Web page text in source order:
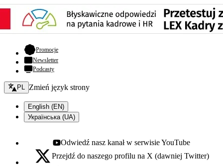
Promocje- otwiera się w nowej karcie
Newsletter
Podcasty
Zmień język - bieżący:
PL Zmień język strony
English (EN)
Українська (UA)
Youtube - otwiera się w nowej karcie
Odwiedź nasz kanał w serwisie YouTube
X - otwiera się w nowej karcie
Przejdź do naszego profilu na X (dawniej Twitter)